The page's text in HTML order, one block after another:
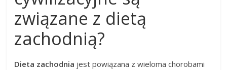
związane z dietą
zachodnią?
Dieta zachodnia jest powiązana z wieloma chorobami